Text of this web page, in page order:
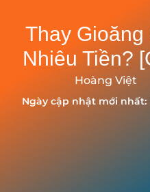
Thay
Nhiêu Tiền?
Hoàng Việt
Ngày cập nhật mới nhất: